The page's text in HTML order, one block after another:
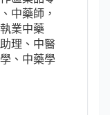
中藥師，
業中藥
理、中醫
、中藥學